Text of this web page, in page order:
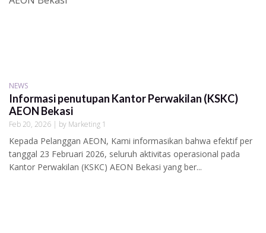
NEWS
Informasi penutupan Kantor Perwakilan (KSKC)
AEON Bekasi
Feb 20, 2026 | by Marketing 1
Kepada Pelanggan AEON, Kami informasikan bahwa efektif per
tanggal 23 Februari 2026, seluruh aktivitas operasional pada
Kantor Perwakilan (KSKC) AEON Bekasi yang ber...